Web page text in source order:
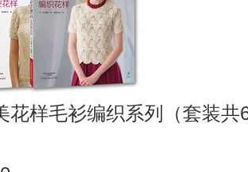
花样毛衫编织系列（套装共